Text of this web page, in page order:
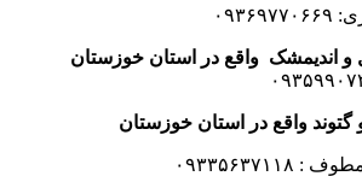
و اندیمشک واقع در استان خوزستان
واقع در استان خوزستان